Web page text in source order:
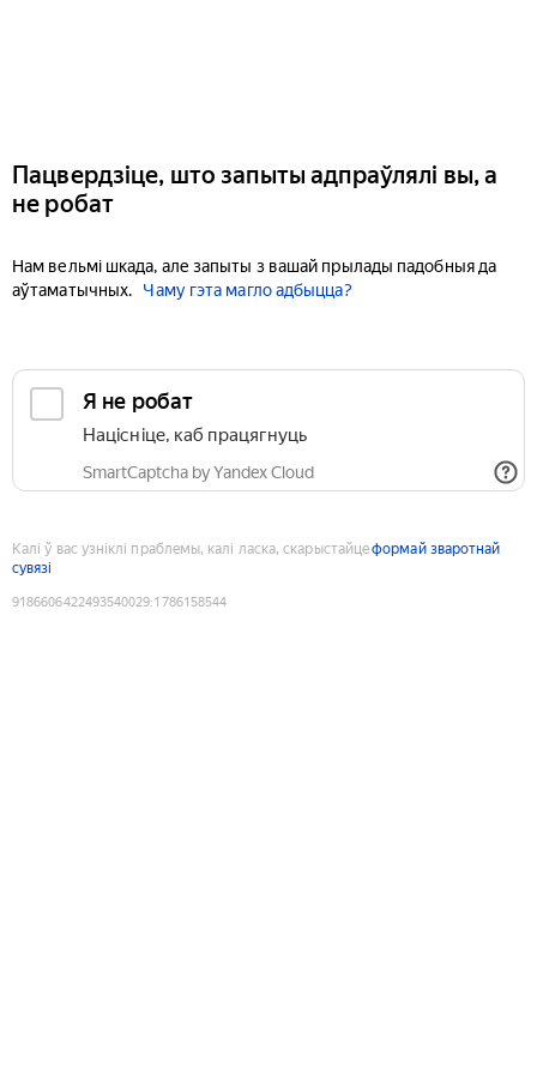
Пацвердзіце, што запыты адпраўлялі вы, а
не робат
Нам вельмі шкада, але запыты з вашай прылады падобныя да
аўтаматычных.
Чаму гэта магло адбыцца?
Я не робат
Націсніце, каб працягнуць
SmartCaptcha by Yandex Cloud
Калі ў вас узніклі праблемы, калі ласка, скарыстайцеформай зваротнай
сувязі
9186606422493540029:1786158544